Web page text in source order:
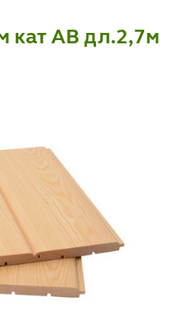
кат АВ дл.2,7м